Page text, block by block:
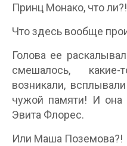
Принц Монако, что ли?!
Что здесь вообще
Голова ее
смешалось,
возникали,
чужой памяти! И она
Эвита Флорес.
Или Маша Поземова?!